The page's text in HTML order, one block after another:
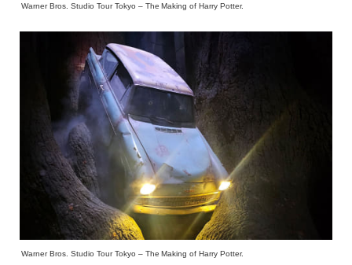
Warner Bros. Studio Tour Tokyo – The Making of Harry Potter.
Warner Bros. Studio Tour Tokyo – The Making of Harry Potter.